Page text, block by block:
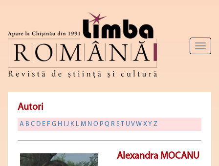
Toggle
Autori
A B C D E F G H I J K L M N O P Q R S T U VW X Y Z
Alexandra MOCANU